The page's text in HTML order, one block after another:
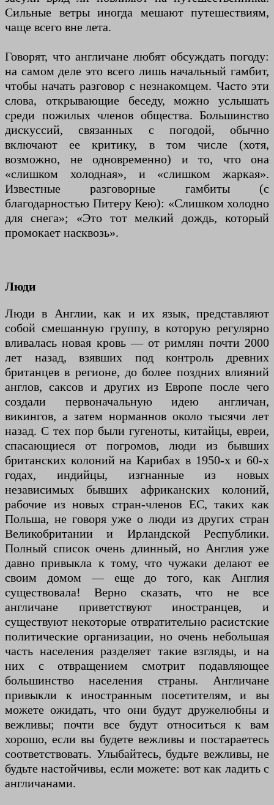
Сильные ветры иногда мешают путешествиям,
чаще всего вне лета.
Говорят, что англичане любят обсуждать погоду:
на самом деле это всего лишь начальный гамбит,
чтобы начать разговор с незнакомцем. Часто эти
слова, открывающие беседу, можно услышать
среди пожилых членов общества. Большинство
дискуссий, связанных с погодой, обычно
включают ее критику, в том числе (хотя,
возможно, не одновременно) и то, что она
«слишком холодная», и «слишком жаркая».
Известные разговорные гамбиты (с
благодарностью Питеру Кею): «Слишком холодно
для снега»; «Это тот мелкий дождь, который
промокает насквозь».
Люди
Люди в Англии, как и их язык, представляют
собой смешанную группу, в которую регулярно
вливалась новая кровь — от римлян почти 2000
лет назад, взявших под контроль древних
британцев в регионе, до более поздних влияний
англов, саксов и других из Европе после чего
создали первоначальную идею англичан,
викингов, а затем норманнов около тысячи лет
назад. С тех пор были гугеноты, китайцы, евреи,
спасающиеся от погромов, люди из бывших
британских колоний на Карибах в 1950-х и 60-х
годах, индийцы, изгнанные из новых
независимых бывших африканских колоний,
рабочие из новых стран-членов ЕС, таких как
Польша, не говоря уже о люди из других стран
Великобритании и Ирландской Республики.
Полный список очень длинный, но Англия уже
давно привыкла к тому, что чужаки делают ее
своим домом — еще до того, как Англия
существовала! Верно сказать, что не все
англичане приветствуют иностранцев, и
существуют некоторые отвратительно расистские
политические организации, но очень небольшая
часть населения разделяет такие взгляды, и на
них с отвращением смотрит подавляющее
большинство населения страны. Англичане
привыкли к иностранным посетителям, и вы
можете ожидать, что они будут дружелюбны и
вежливы; почти все будут относиться к вам
хорошо, если вы будете вежливы и постараетесь
соответствовать. Улыбайтесь, будьте вежливы, не
будьте настойчивы, если можете: вот как ладить с
англичанами.